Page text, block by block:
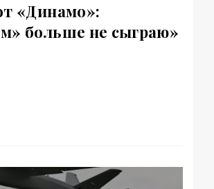
«Динамо»:
больше не сыграю»